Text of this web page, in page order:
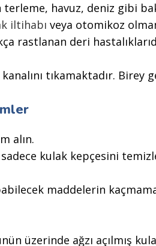
terleme, havuz, deniz gibi
iltihabı veya otomikoz
rastlanan deri
tıkamaktadır.
alın.
sadece kulak kepçesini
maddelerin
üzerinde ağzı açılmış